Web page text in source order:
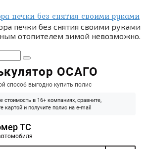
печки без снятия своими руками
печки без снятия своими руками
отопителем зимой невозможно.